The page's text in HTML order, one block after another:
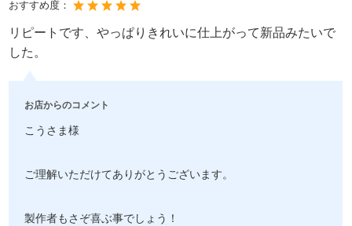
おすすめ度：
リピートです、やっぱりきれいに仕上がって新品みたいで
した。
お店からのコメント
こうさま様
ご理解いただけてありがとうございます。
製作者もさぞ喜ぶ事でしょう！